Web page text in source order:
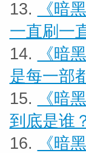
13.
《暗
一直刷一
14.
《暗
是每一部
15.
《暗
到底是谁
16.
《暗